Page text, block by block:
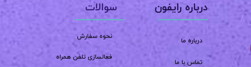
سوالات
نحوه سفارش
فعالسازی تلفن همراه
درباره رایفون
درباره ما
تماس با ما